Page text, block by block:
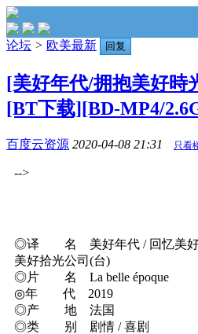
论坛 > 欧美最新 回复
[美好年代/拥抱美好時
[BT下载][BD-MP4/
百度云资源 2020-04-08 21:31 只看
-->
◎译 名 美好年代 / 回忆美好
美好拾光公司(台)
◎片 名 La belle époque
◎年 代 2019
◎产 地 法国
◎类 别 剧情 / 喜剧